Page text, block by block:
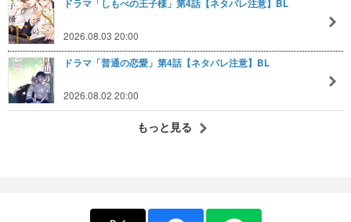
ドラマ「しもべの王子様」第4話【ネタバレ注意】BL
2026.08.03 20:00
ドラマ「普通の恋愛」第4話【ネタバレ注意】BL
2026.08.02 20:00
もっと見る